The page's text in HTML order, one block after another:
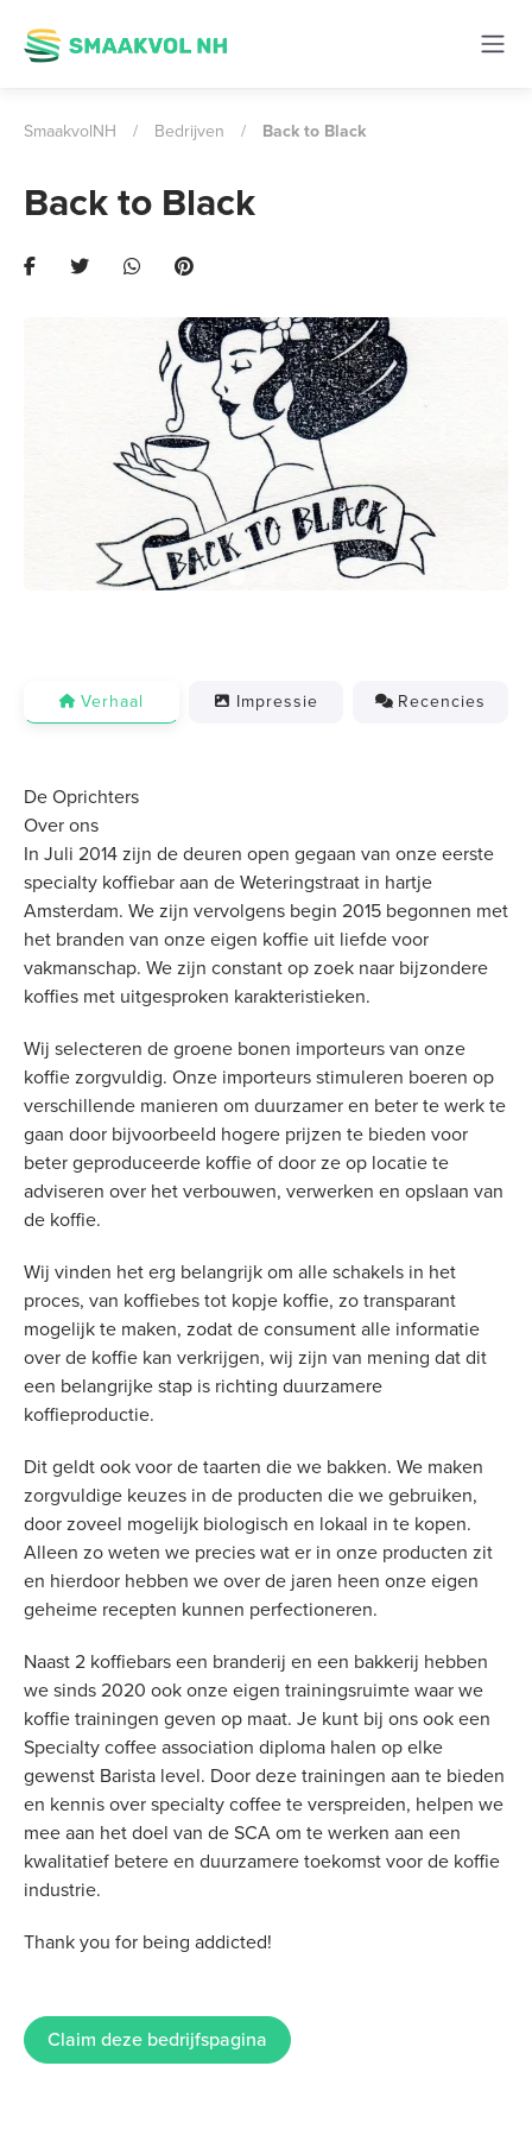
SmaakvolNH / Bedrijven / Back to Black
Back to Black
Previous
Verhaal Impressie Recencies
De Oprichters
Over ons
In Juli 2014 zijn de deuren open gegaan van onze eerste
specialty koffiebar aan de Weteringstraat in hartje
Amsterdam. We zijn vervolgens begin 2015 begonnen met
het branden van onze eigen koffie uit liefde voor
vakmanschap. We zijn constant op zoek naar bijzondere
koffies met uitgesproken karakteristieken.
Wij selecteren de groene bonen importeurs van onze
koffie zorgvuldig. Onze importeurs stimuleren boeren op
verschillende manieren om duurzamer en beter te werk te
gaan door bijvoorbeeld hogere prijzen te bieden voor
beter geproduceerde koffie of door ze op locatie te
adviseren over het verbouwen, verwerken en opslaan van
de koffie.
Wij vinden het erg belangrijk om alle schakels in het
proces, van koffiebes tot kopje koffie, zo transparant
mogelijk te maken, zodat de consument alle informatie
over de koffie kan verkrijgen, wij zijn van mening dat dit
een belangrijke stap is richting duurzamere
koffieproductie.
Dit geldt ook voor de taarten die we bakken. We maken
zorgvuldige keuzes in de producten die we gebruiken,
door zoveel mogelijk biologisch en lokaal in te kopen.
Alleen zo weten we precies wat er in onze producten zit
en hierdoor hebben we over de jaren heen onze eigen
geheime recepten kunnen perfectioneren.
Naast 2 koffiebars een branderij en een bakkerij hebben
we sinds 2020 ook onze eigen trainingsruimte waar we
koffie trainingen geven op maat. Je kunt bij ons ook een
Specialty coffee association diploma halen op elke
gewenst Barista level. Door deze trainingen aan te bieden
en kennis over specialty coffee te verspreiden, helpen we
mee aan het doel van de SCA om te werken aan een
kwalitatief betere en duurzamere toekomst voor de koffie
industrie.
Thank you for being addicted!
Claim deze bedrijfspagina